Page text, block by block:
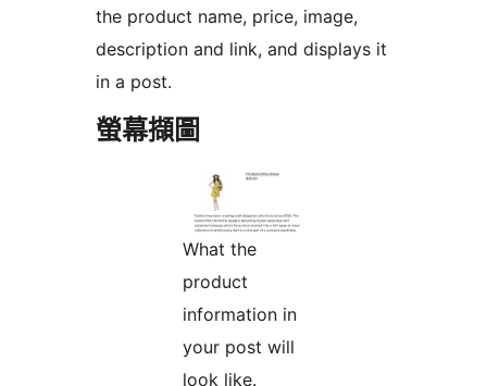
the product name, price, image,
description and link, and displays it
in a post.
螢幕擷圖
What the
product
information in
your post will
look like.